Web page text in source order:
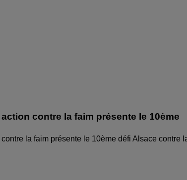
contre la faim présente le 10ème
la faim présente le 10ème défi Alsace contre